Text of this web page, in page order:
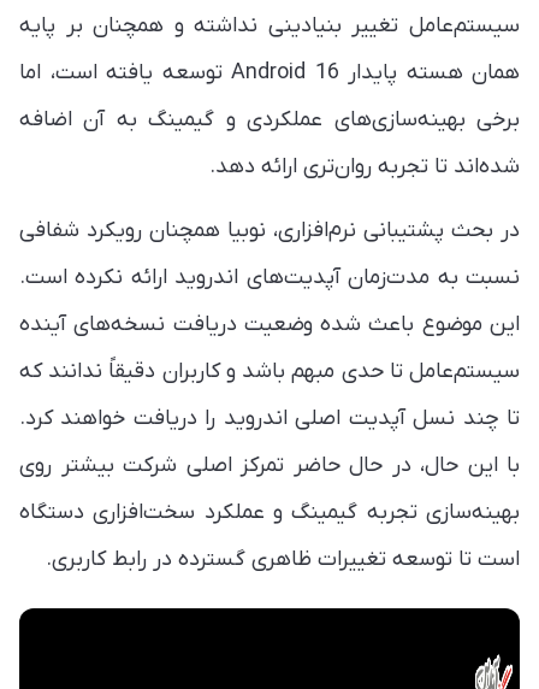
سیستم‌عامل تغییر بنیادینی نداشته و همچنان بر پایه
همان هسته پایدار Android 16 توسعه یافته است، اما
برخی بهینه‌سازی‌های عملکردی و گیمینگ به آن اضافه
شده‌اند تا تجربه روان‌تری ارائه دهد.
در بحث پشتیبانی نرم‌افزاری، نوبیا همچنان رویکرد شفافی
نسبت به مدت‌زمان آپدیت‌های اندروید ارائه نکرده است.
این موضوع باعث شده وضعیت دریافت نسخه‌های آینده
سیستم‌عامل تا حدی مبهم باشد و کاربران دقیقاً ندانند که
تا چند نسل آپدیت اصلی اندروید را دریافت خواهند کرد.
با این حال، در حال حاضر تمرکز اصلی شرکت بیشتر روی
بهینه‌سازی تجربه گیمینگ و عملکرد سخت‌افزاری دستگاه
است تا توسعه تغییرات ظاهری گسترده در رابط کاربری.